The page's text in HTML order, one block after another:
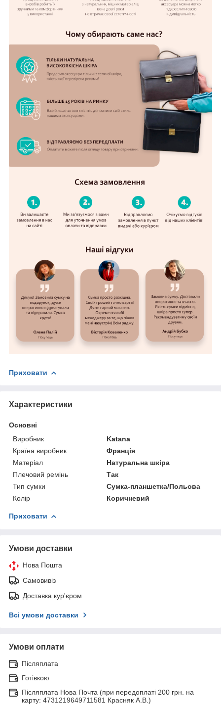
Приховати
Характеристики
Основні
Виробник
Katana
Країна виробник
Франція
Матеріал
Натуральна шкіра
Плечовий ремінь
Так
Тип сумки
Сумка-планшетка/Польова
Колір
Коричневий
Приховати
Умови доставки
Нова Пошта
Самовивіз
Доставка кур'єром
Всі умови доставки
Умови оплати
Післяплата
Готівкою
Післяплата Нова Почта (при передоплаті 200 грн. на
карту: 4731219649711581 Красняк А.В.)